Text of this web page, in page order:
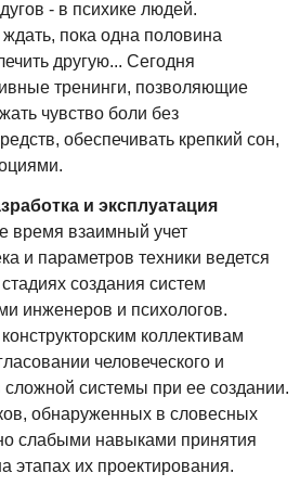
- в психике людей.
пока одна половина
другую... Сегодня
тренинги, позволяющие
чувство боли без
обеспечивать крепкий сон,
и эксплуатация
время взаимный учет
и параметров техники ведется
создания систем
инженеров и психологов.
коллективам
человеческого и
сложной системы при ее создании.
обнаруженных в словесных
слабыми навыками принятия
этапах их проектирования.